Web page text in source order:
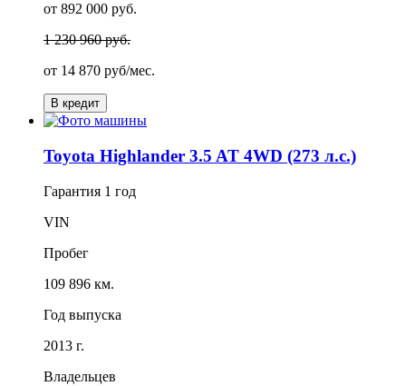
от 892 000 руб.
1 230 960 руб.
от 14 870 руб/мес.
В кредит
Toyota Highlander 3.5 AT 4WD (273 л.с.)
Гарантия 1 год
VIN
Пробег
109 896 км.
Год выпуска
2013 г.
Владельцев